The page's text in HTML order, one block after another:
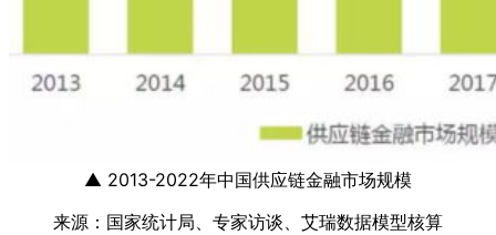
▲ 2013-2022年中国供应链金融市场规模
来源：国家统计局、专家访谈、艾瑞数据模型核算